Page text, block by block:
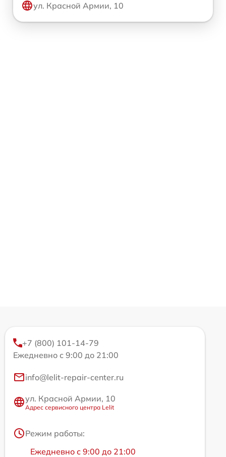
ул. Красной Армии, 10
+7 (800) 101-14-79
Ежедневно с 9:00 до 21:00
info@lelit-repair-center.ru
ул. Красной Армии, 10
Адрес сервисного центра Lelit
Режим работы:
Ежедневно с 9:00 до 21:00